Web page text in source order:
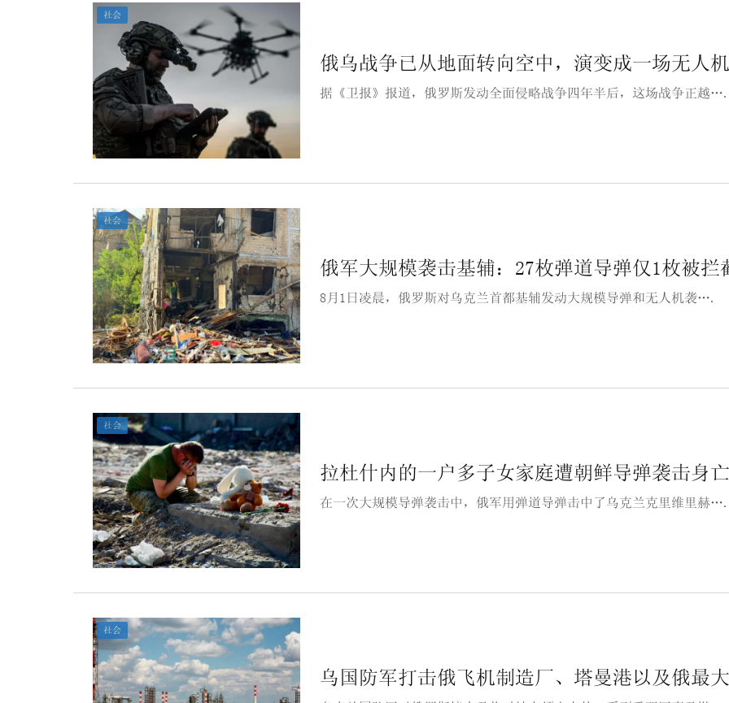
社会
俄乌战争已从地面转向空中，演变成一场无人
据《卫报》报道，俄罗斯发动全面侵略战争四年半后，这场战争正越….
社会
俄军大规模袭击基辅：27枚弹道导弹仅1枚被拦
8月1日凌晨，俄罗斯对乌克兰首都基辅发动大规模导弹和无人机袭….
社会
拉杜什内的一户多子女家庭遭朝鲜导弹袭击身亡
在一次大规模导弹袭击中，俄军用弹道导弹击中了乌克兰克里维里赫….
社会
乌国防军打击俄飞机制造厂、塔曼港以及俄最